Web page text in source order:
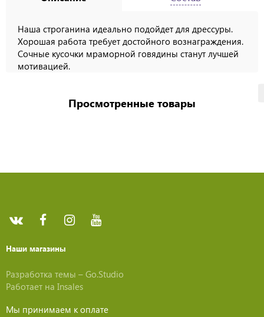
Наша строганина идеально подойдет для дрессуры.
Хорошая работа требует достойного вознаграждения.
Сочные кусочки мраморной говядины станут лучшей
мотивацией.
Просмотренные товары
Наши магазины
Разработка темы – Go.Studio
Работает на Insales
Мы принимаем к оплате